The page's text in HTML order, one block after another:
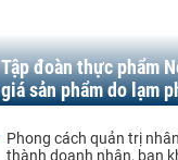
Tập đoàn thực phẩm
giá sản phẩm do lạm
Phong cách quản trị
thành doanh nhân, bạn